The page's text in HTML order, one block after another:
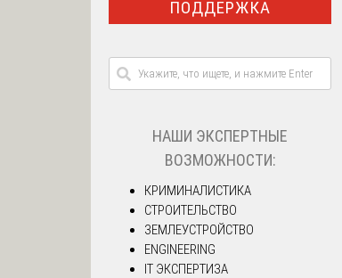
ПОДДЕРЖКА
НАШИ ЭКСПЕРТНЫЕ
ВОЗМОЖНОСТИ:
КРИМИНАЛИСТИКА
СТРОИТЕЛЬСТВО
ЗЕМЛЕУСТРОЙСТВО
ENGINEERING
IT ЭКСПЕРТИЗА